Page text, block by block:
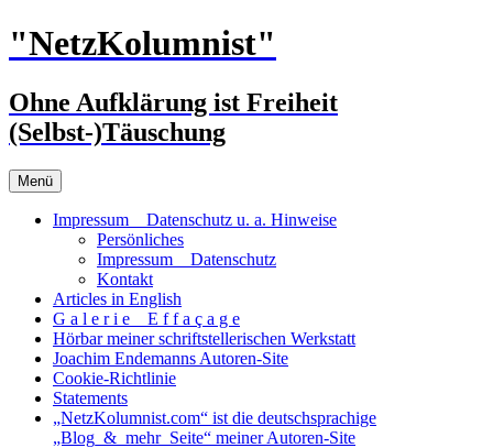
Zum
Inhalt
"NetzKolumnist"
Ohne Aufklärung ist Freiheit
(Selbst-)Täuschung
Menü
Impressum _ Datenschutz u. a. Hinweise
Persönliches
Impressum _ Datenschutz
Kontakt
Articles in English
G a l e r i e _ E f f a ç a g e
Hörbar meiner schriftstellerischen Werkstatt
Joachim Endemanns Autoren-Site
Cookie-Richtlinie
Statements
„NetzKolumnist.com“ ist die deutschsprachige
„Blog_&_mehr_Seite“ meiner Autoren-Site